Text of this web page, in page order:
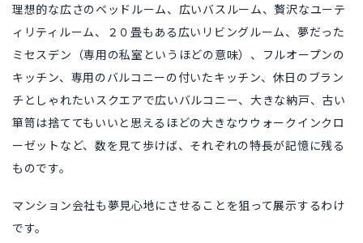
理想的な広さのベッドルーム、広いバスルーム、贅沢なユーテ
ィリティルーム、２０畳もある広いリビングルーム、夢だった
ミセスデン（専用の私室というほどの意味）、フルオープンの
キッチン、専用のバルコニーの付いたキッチン、休日のブラン
チとしゃれたいスクエアで広いバルコニー、大きな納戸、古い
箪笥は捨ててもいいと思えるほどの大きなウウォークインクロ
ーゼットなど、数を見て歩けば、それぞれの特長が記憶に残る
ものです。
マンション会社も夢見心地にさせることを狙って展示するわけ
です。